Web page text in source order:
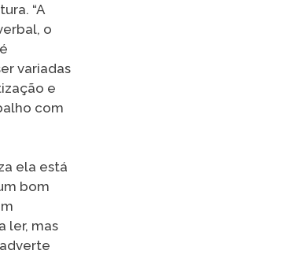
“A
o
variadas
e
com
ela está
bom
ler, mas